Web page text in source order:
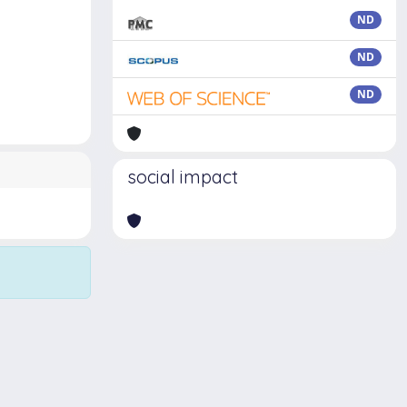
ND
ND
ND
social impact